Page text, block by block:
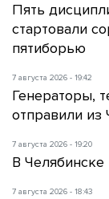
Пять
стартовали
пятиборью
7 августа 2026 - 19:42
Генераторы,
отправили
7 августа 2026 - 19:20
В Челябинске
7 августа 2026 - 18:43